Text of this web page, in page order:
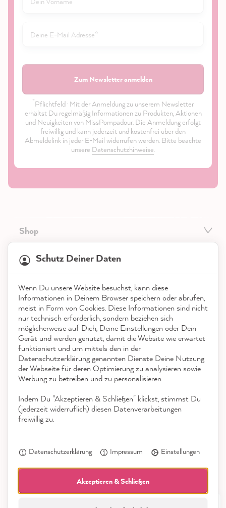
Zum Newsletter anmelden
*Pflichtfeld · Mit der Anmeldung zu unserem Newsletter
erhältst Du regelmäßig Informationen zu Produkten, Aktionen
und Neuigkeiten von MissPompadour. Die Anmeldung erfolgt
freiwillig und kann jederzeit und kostenfrei über den
Abmeldelink in jeder E-Mail widerrufen werden. Bitte beachte
unsere Datenschutzhinweise.
Shop
Service
Kontakt
App herunterladen
Auszeichnungen
Social Media
Schutz Deiner Daten
Wenn Du unsere Website besuchst, kann diese
Informationen in Deinem Browser speichern oder abrufen,
meist in Form von Cookies. Diese Informationen sind nicht
nur technisch erforderlich, sondern beziehen sich
möglicherweise auf Dich, Deine Einstellungen oder Dein
Gerät und werden genutzt, damit die Website wie erwartet
funktioniert und um mittels den in der
Datenschutzerklärung genannten Dienste Deine Nutzung
der Webseite für deren Optimierung zu analysieren sowie
Werbung zu betreiben und zu personalisieren.
Indem Du "Akzeptieren & Schließen" klickst, stimmst Du
(jederzeit widerruflich) diesen Datenverarbeitungen
freiwillig zu.
Datenschutzerklärung Impressum Einstellungen
Akzeptieren & Schließen
reviews-io
Thorsten G
Verifizierter Kunde
MissPompadour Blau mit Seifenblasen - Der Alles
Sehr schöne Farbe, nur zu empfehlen :)
Twitter
Facebook
Mareen K
Verifizierter Kunde